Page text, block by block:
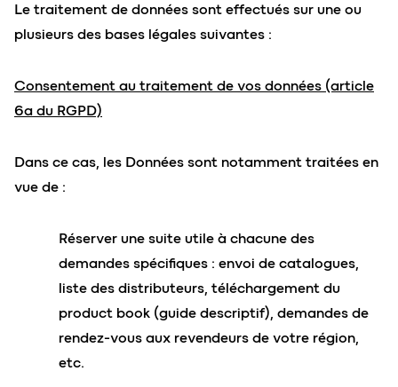
Le traitement de données sont effectués sur une ou
plusieurs des bases légales suivantes :
Consentement au traitement de vos données (article
6a du RGPD)
Dans ce cas, les Données sont notamment traitées en
vue de :
Réserver une suite utile à chacune des
demandes spécifiques : envoi de catalogues,
liste des distributeurs, téléchargement du
product book (guide descriptif), demandes de
rendez-vous aux revendeurs de votre région,
etc.